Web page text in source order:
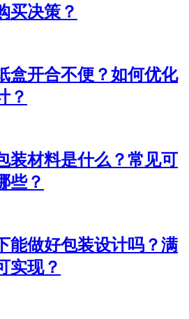
买决策？
盒开合不便？如何优化
？
装材料是什么？常见可
些？
能做好包装设计吗？满
实现？